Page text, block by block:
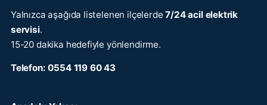
Yalnızca aşağıda listelenen ilçelerde7/24 acil elektrik
servisi.
15-20 dakika hedefiyle yönlendirme.
Telefon: 0554 119 60 43